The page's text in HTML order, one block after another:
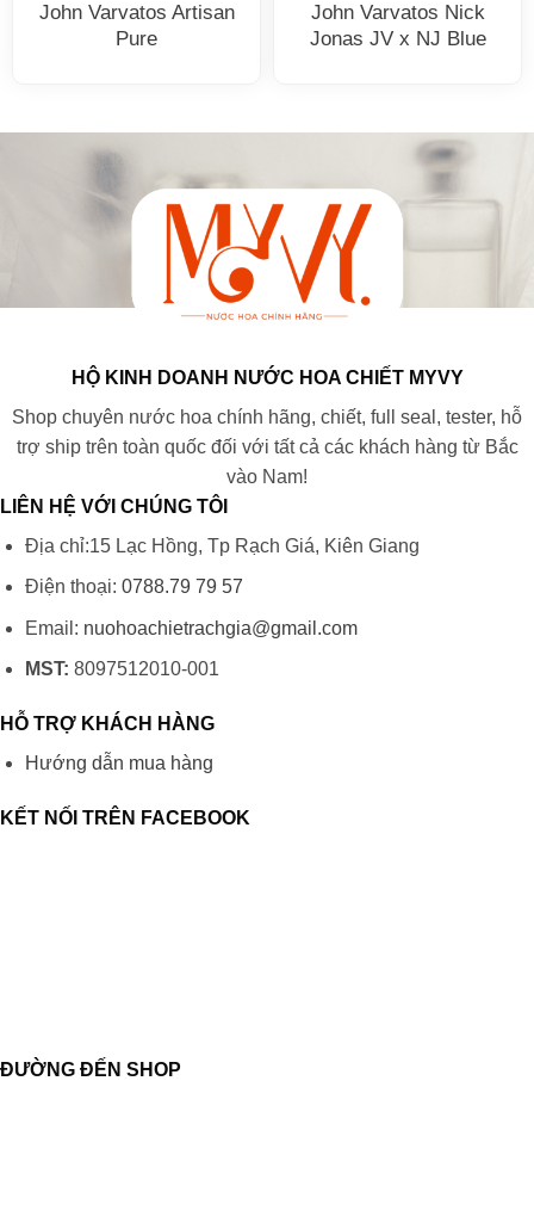
John Varvatos Artisan
Pure
John Varvatos Nick
Jonas JV x NJ Blue
HỘ KINH DOANH NƯỚC HOA CHIẾT MYVY
Shop chuyên nước hoa chính hãng, chiết, full seal, tester, hỗ
trợ ship trên toàn quốc đối với tất cả các khách hàng từ Bắc
vào Nam!
LIÊN HỆ VỚI CHÚNG TÔI
Địa chỉ:15 Lạc Hồng, Tp Rạch Giá, Kiên Giang
Điện thoại: 0788.79 79 57
Email: nuohoachietrachgia@gmail.com
MST: 8097512010-001
HỖ TRỢ KHÁCH HÀNG
Hướng dẫn mua hàng
KẾT NỐI TRÊN FACEBOOK
ĐƯỜNG ĐẾN SHOP